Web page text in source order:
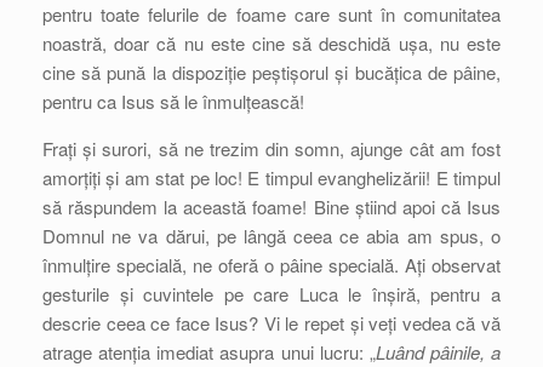
pentru toate felurile de foame care sunt în comunitatea
noastră, doar că nu este cine să deschidă ușa, nu este
cine să pună la dispoziție peștișorul și bucățica de pâine,
pentru ca Isus să le înmulțească!
Frați și surori, să ne trezim din somn, ajunge cât am fost
amorțiți și am stat pe loc! E timpul evanghelizării! E timpul
să răspundem la această foame! Bine știind apoi că Isus
Domnul ne va dărui, pe lângă ceea ce abia am spus, o
înmulțire specială, ne oferă o pâine specială. Ați observat
gesturile și cuvintele pe care Luca le înșiră, pentru a
descrie ceea ce face Isus? Vi le repet și veți vedea că vă
atrage atenția imediat asupra unui lucru: „Luând pâinile, a